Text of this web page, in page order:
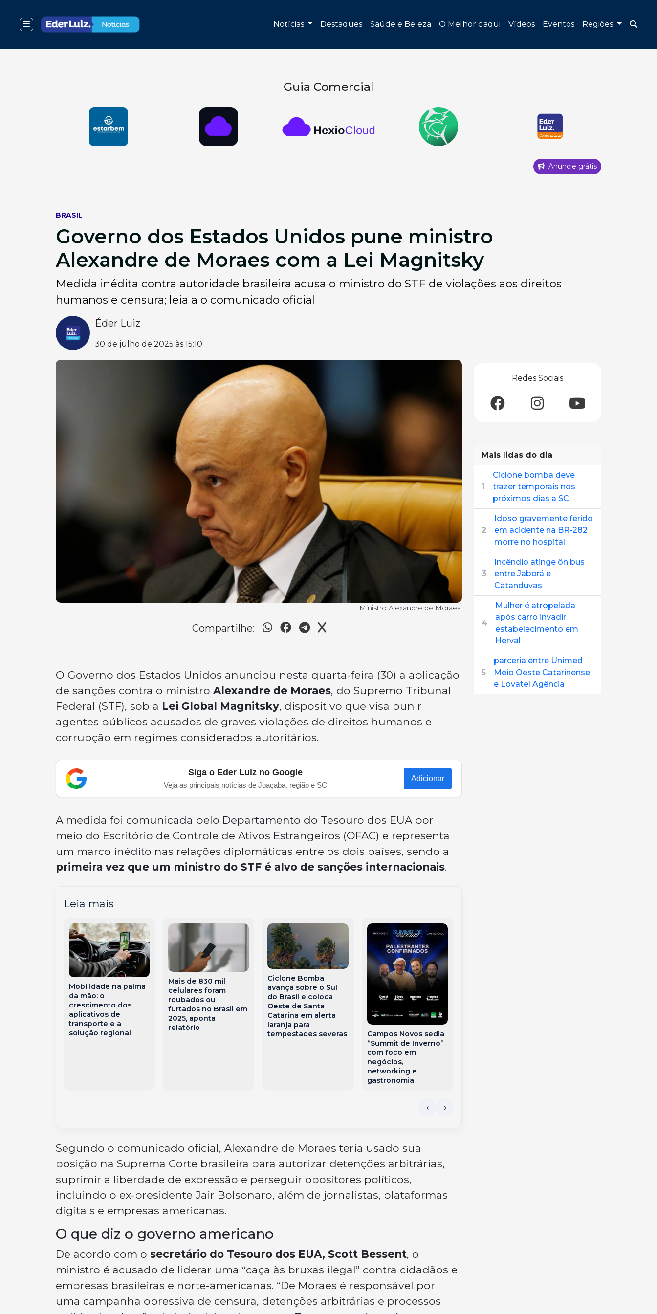
Notícias Destaques Saúde e Beleza O Melhor daqui Vídeos Eventos Regiões
Guia Comercial
Anuncie grátis
BRASIL
Governo dos Estados Unidos pune ministro
Alexandre de Moraes com a Lei Magnitsky
Medida inédita contra autoridade brasileira acusa o ministro do STF de violações aos direitos
humanos e censura; leia a o comunicado oficial
Éder Luiz
30 de julho de 2025 às 15:10
Ministro Alexandre de Moraes.
Compartilhe:
O Governo dos Estados Unidos anunciou nesta quarta-feira (30) a aplicação
de sanções contra o ministro Alexandre de Moraes, do Supremo Tribunal
Federal (STF), sob a Lei Global Magnitsky, dispositivo que visa punir
agentes públicos acusados de graves violações de direitos humanos e
corrupção em regimes considerados autoritários.
Siga o Eder Luiz no Google
Veja as principais notícias de Joaçaba, região e SC
Adicionar
A medida foi comunicada pelo Departamento do Tesouro dos EUA por
meio do Escritório de Controle de Ativos Estrangeiros (OFAC) e representa
um marco inédito nas relações diplomáticas entre os dois países, sendo a
primeira vez que um ministro do STF é alvo de sanções internacionais.
Leia mais
Mobilidade na palma
da mão: o
crescimento dos
aplicativos de
transporte e a
solução regional
Mais de 830 mil
celulares foram
roubados ou
furtados no Brasil em
2025, aponta
relatório
Ciclone Bomba
avança sobre o Sul
do Brasil e coloca
Oeste de Santa
Catarina em alerta
laranja para
tempestades severas
Campos Novos sedia
“Summit de Inverno”
com foco em
negócios,
networking e
gastronomia
Segundo o comunicado oficial, Alexandre de Moraes teria usado sua
posição na Suprema Corte brasileira para autorizar detenções arbitrárias,
suprimir a liberdade de expressão e perseguir opositores políticos,
incluindo o ex-presidente Jair Bolsonaro, além de jornalistas, plataformas
digitais e empresas americanas.
O que diz o governo americano
De acordo com o secretário do Tesouro dos EUA, Scott Bessent, o
ministro é acusado de liderar uma “caça às bruxas ilegal” contra cidadãos e
empresas brasileiras e norte-americanas. “De Moraes é responsável por
uma campanha opressiva de censura, detenções arbitrárias e processos
Redes Sociais
Mais lidas do dia
1
Ciclone bomba deve
trazer temporais nos
próximos dias a SC
2
Idoso gravemente ferido
em acidente na BR-282
morre no hospital
3
Incêndio atinge ônibus
entre Jaborá e
Catanduvas
4
Mulher é atropelada
após carro invadir
estabelecimento em
Herval
5
parceria entre Unimed
Meio Oeste Catarinense
e Lovatel Agência